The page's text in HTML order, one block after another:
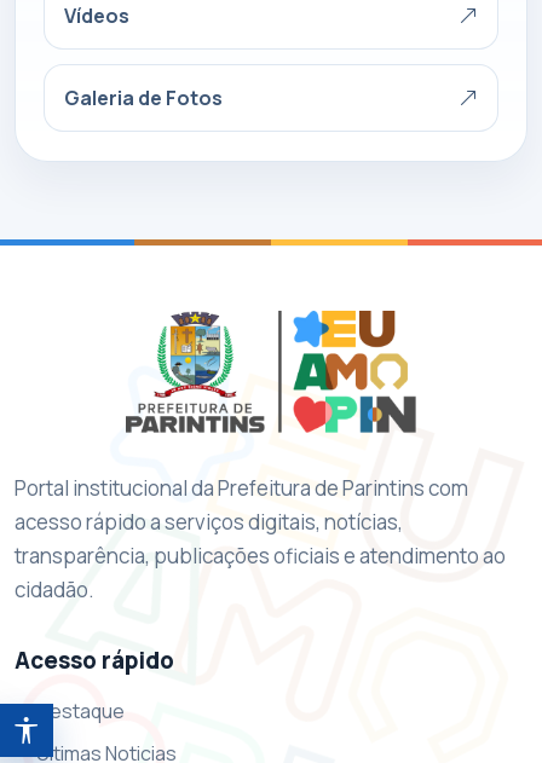
Abrir ferramentas de acessibilidade
Vídeos
Galeria de Fotos
Portal institucional da Prefeitura de Parintins com
acesso rápido a serviços digitais, notícias,
transparência, publicações oficiais e atendimento ao
cidadão.
Acesso rápido
Destaque
Ultimas Noticias